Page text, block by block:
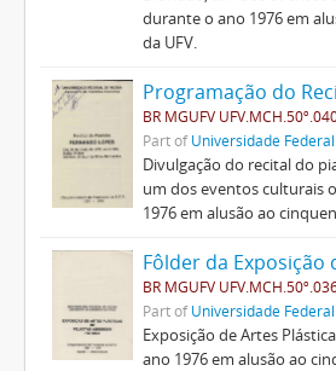
durante o ano 1976 em
da UFV.
BR MGUFV
Part ofUniversidade
Divulgação do recital do
um dos eventos culturais
1976 em alusão ao
BR MGUFV
Part ofUniversidade
Exposição de Artes
ano 1976 em alusão ao